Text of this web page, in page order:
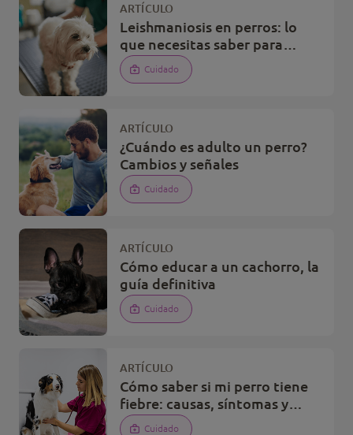
ARTÍCULO
Leishmaniosis en perros: lo
que necesitas saber para
prevenir la enfermedad
Cuidado
ARTÍCULO
¿Cuándo es adulto un perro?
Cambios y señales
Cuidado
ARTÍCULO
Cómo educar a un cachorro, la
guía definitiva
Cuidado
ARTÍCULO
Cómo saber si mi perro tiene
fiebre: causas, síntomas y
soluciones
Cuidado